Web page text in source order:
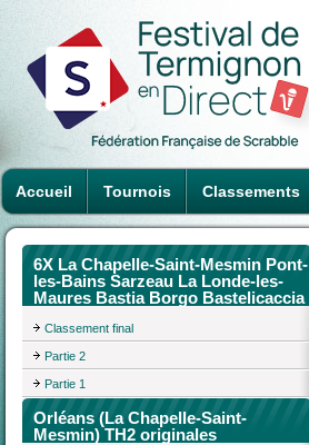
Accueil Tournois Classements
6X La Chapelle-Saint-Mesmin Pont-
les-Bains Sarzeau La Londe-les-
Maures Bastia Borgo Bastelicaccia
Classement final
Partie 2
Partie 1
Orléans (La Chapelle-Saint-
Mesmin) TH2 originales